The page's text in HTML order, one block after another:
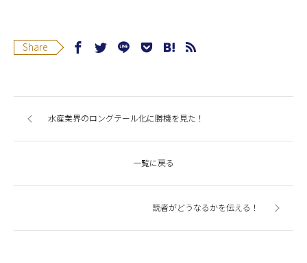
Share
水産業界のロングテール化に勝機を見た！
一覧に戻る
読者がどうなるかを伝える！